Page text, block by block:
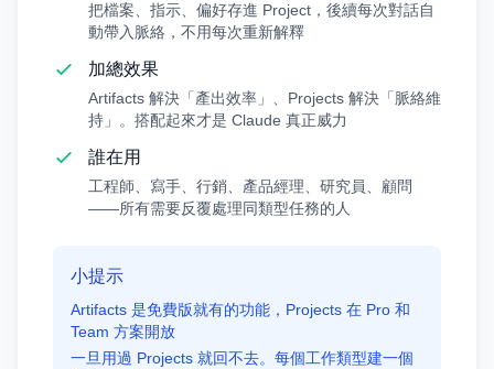
把檔案、指示、偏好存進 Project，後續每次對話自
動帶入脈絡，不用每次重新解釋
加總效果
Artifacts 解決「產出效率」、Projects 解決「脈絡維
持」。搭配起來才是 Claude 真正威力
誰在用
工程師、寫手、行銷、產品經理、研究員、顧問
——所有需要反覆處理同類型任務的人
小提示
Artifacts 是免費版就有的功能，Projects 在 Pro 和
Team 方案開放
一旦用過 Projects 就回不去。每個工作類型建一個